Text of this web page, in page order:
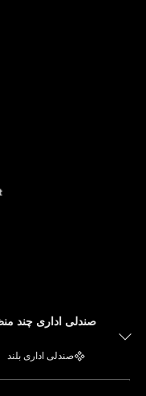
صندلی اداری چند
صندلی اداری بلند